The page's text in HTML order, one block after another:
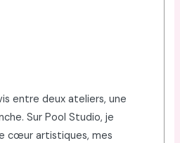
entre deux ateliers, une
Sur Pool Studio, je
cœur artistiques, mes